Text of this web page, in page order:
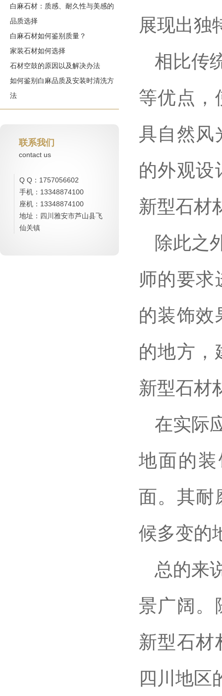
白麻石材：质感、耐久性与美感的
品质选择
白麻石材如何鉴别质量？
家装石材如何选择
石材空鼓的原因以及解决办法
如何鉴别白麻品质及安装时清洗方
法
联系我们
contact us
Q Q：1757056602
手机：13348874100
座机：13348874100
地址：四川雅安市芦山县飞
仙关镇
展现出独
相比传
等优点，
具自然风
的外观设
新型石材
除此之
师的要求
的装饰效
的地方，
新型石材
在实际
地面的
面。其耐
候多变的
总的来
景广阔。
新型石材
四川地区